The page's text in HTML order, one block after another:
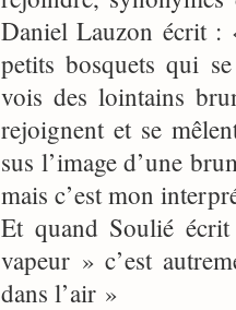
Daniel Lauzon écrit :
petits bosquets qui
vois des lointains
rejoignent et se
sus l’image d’une
mais c’est mon
Et quand Soulié
vapeur » c’est
dans l’air »